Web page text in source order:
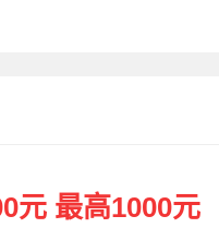
元 最高1000元